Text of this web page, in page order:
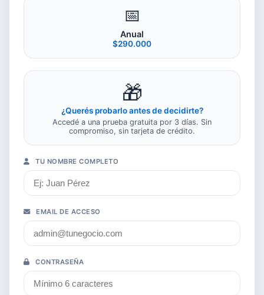
📅
Anual
$290.000
🎁
¿Querés probarlo antes de decidirte?
Accedé a una prueba gratuita por 3 días. Sin
compromiso, sin tarjeta de crédito.
TU NOMBRE COMPLETO
EMAIL DE ACCESO
CONTRASEÑA